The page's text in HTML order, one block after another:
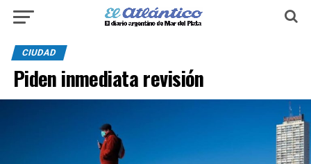
CIUDAD
Piden inmediata revisión